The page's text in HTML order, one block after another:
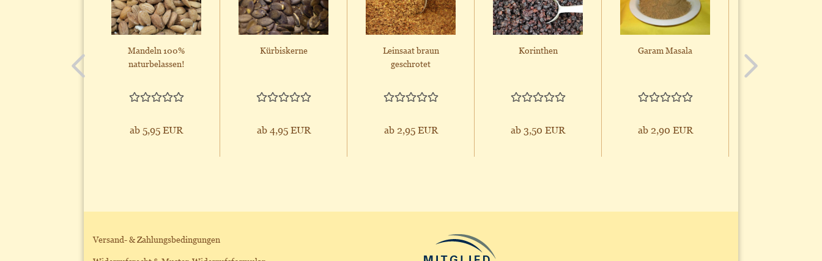
Mandeln 100%
naturbelassen!
ab 5,95 EUR
Kürbiskerne
ab 4,95 EUR
Leinsaat braun
geschrotet
ab 2,95 EUR
Korinthen
ab 3,50 EUR
Garam Masala
ab 2,90 EUR
Versand- & Zahlungsbedingungen